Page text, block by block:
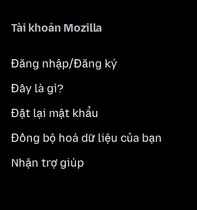
Tài khoản Mozilla
Đăng nhập/Đăng ký
Đây là gì?
Đặt lại mật khẩu
Đồng bộ hoá dữ liệu của bạn
Nhận trợ giúp